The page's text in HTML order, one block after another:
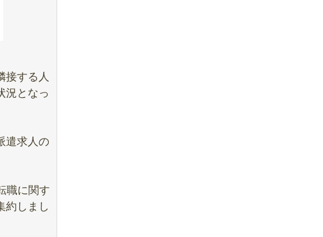
接する人
況となっ
遣求人の
職に関す
約しまし